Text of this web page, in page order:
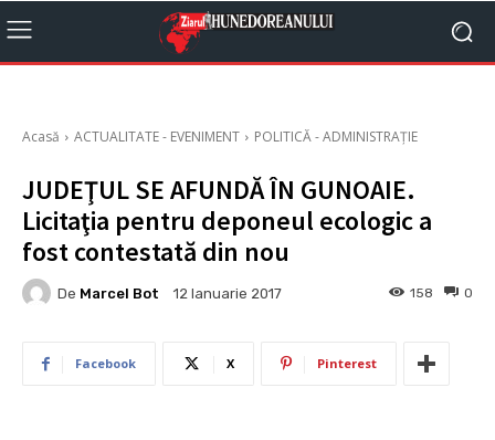
Acasă ACTUALITATE - EVENIMENT POLITICĂ - ADMINISTRAȚIE
JUDEŢUL SE AFUNDĂ ÎN GUNOAIE.
Licitaţia pentru deponeul ecologic a
fost contestată din nou
De Marcel Bot 12 Ianuarie 2017 0
158
Facebook X Pinterest